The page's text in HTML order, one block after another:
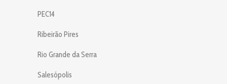
PEC14
Ribeirão Pires
Rio Grande da Serra
Salesópolis